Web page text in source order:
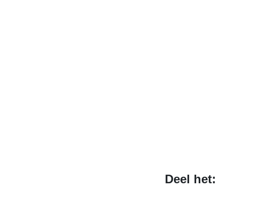
Deel het: